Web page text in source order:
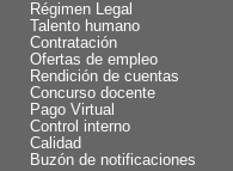
Régimen Legal
Talento humano
Contratación
Ofertas de empleo
Rendición de cuentas
Concurso docente
Pago Virtual
Control interno
Calidad
Buzón de notificaciones